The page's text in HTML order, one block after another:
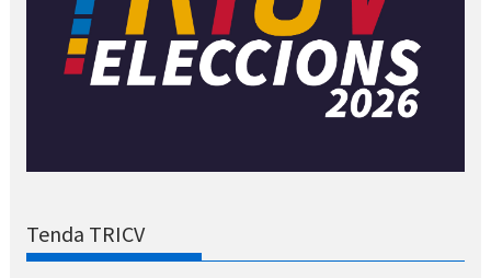
Tenda TRICV